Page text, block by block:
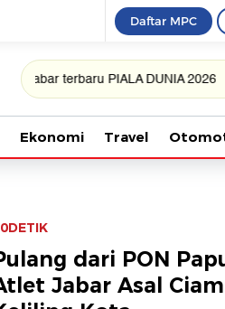
Daftar MPC
terbaru PIALA DUNIA 2026
Ekonomi Travel
dari PON
Jabar Asal